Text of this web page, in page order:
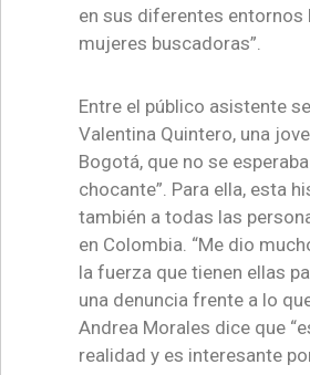
en sus diferentes entornos
mujeres buscadoras”.
Entre el público asistente
Valentina Quintero, una
Bogotá, que no se
chocante”. Para ella, esta
también a todas las
en Colombia. “Me dio
la fuerza que tienen ellas
una denuncia frente a lo
Andrea Morales dice que
realidad y es interesante